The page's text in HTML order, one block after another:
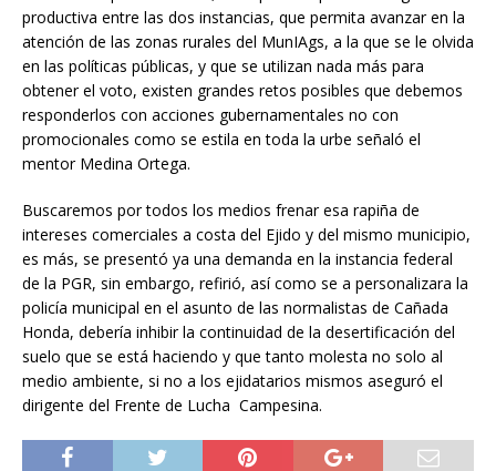
productiva entre las dos instancias, que permita avanzar en la
atención de las zonas rurales del MunIAgs, a la que se le olvida
en las políticas públicas, y que se utilizan nada más para
obtener el voto, existen grandes retos posibles que debemos
responderlos con acciones gubernamentales no con
promocionales como se estila en toda la urbe señaló el
mentor Medina Ortega.
Buscaremos por todos los medios frenar esa rapiña de
intereses comerciales a costa del Ejido y del mismo municipio,
es más, se presentó ya una demanda en la instancia federal
de la PGR, sin embargo, refirió, así como se a personalizara la
policía municipal en el asunto de las normalistas de Cañada
Honda, debería inhibir la continuidad de la desertificación del
suelo que se está haciendo y que tanto molesta no solo al
medio ambiente, si no a los ejidatarios mismos aseguró el
dirigente del Frente de Lucha Campesina.